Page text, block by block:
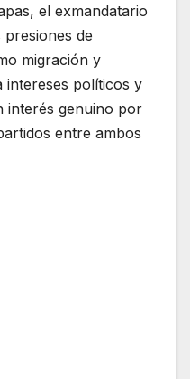
el exmandatario
de
migración y
políticos y
interés genuino por
entre ambos